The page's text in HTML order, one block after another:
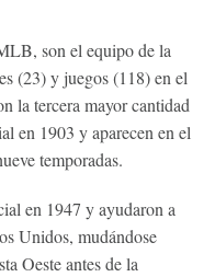
son el equipo de la
(23) y juegos (118) en el
la tercera mayor cantidad
en 1903 y aparecen en el
temporadas.
en 1947 y ayudaron a
Unidos, mudándose
Oeste antes de la